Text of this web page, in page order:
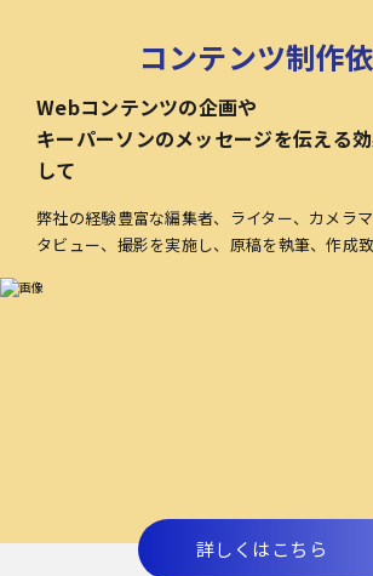
コンテンツ制作
Webコンテンツの企画や
キーパーソンのメッセージを伝える
して
弊社の経験豊富な編集者、ライター、カメラ
タビュー、撮影を実施し、原稿を執筆、作成致
詳しくはこちら